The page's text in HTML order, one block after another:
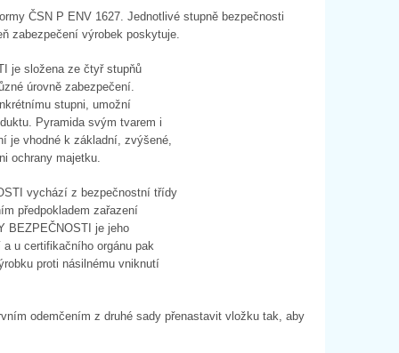
ČSN P ENV 1627. Jednotlivé stupně bezpečnosti
zabezpečení výrobek poskytuje.
je složena ze čtyř stupňů
úrovně zabezpečení.
stupni, umožní
Pyramida svým tvarem i
je vhodné k základní, zvýšené,
ochrany majetku.
vychází z bezpečnostní třídy
předpokladem zařazení
BEZPEČNOSTI je jeho
u certifikačního orgánu pak
proti násilnému vniknutí
odemčením z druhé sady přenastavit vložku tak, aby